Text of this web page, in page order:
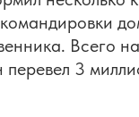
Всего
3